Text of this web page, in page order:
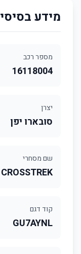
מידע בסיסי
מספר רכב
16118004
יצרן
סובארו יפן
שם מסחרי
CROSSTREK
קוד דגם
GU7AYNL